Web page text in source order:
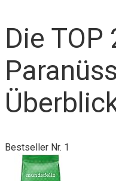
Die TOP
Bestseller Nr. 1